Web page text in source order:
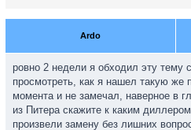
Ardo
ровно 2 недели я обходил эту тему
просмотреть, как я нашел такую же
момента и не замечал, наверное в
из Питера скажите к каким
произвели замену без лишних